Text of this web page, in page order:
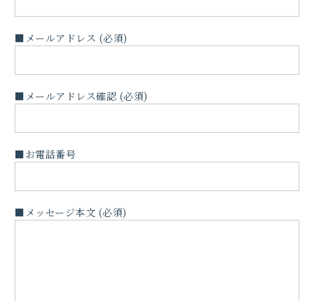
■メールアドレス (必須)
■メールアドレス確認 (必須)
■お電話番号
■メッセージ本文 (必須)